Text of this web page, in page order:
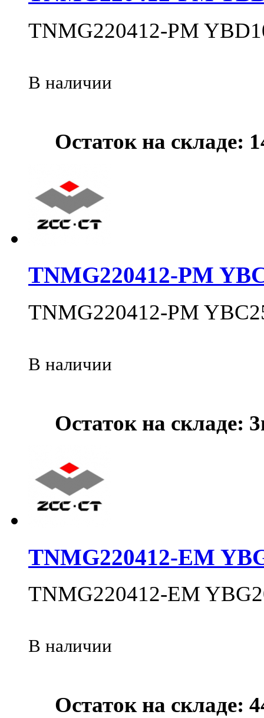
TNMG220412-PM
В наличии
Остаток на складе:
TNMG220412-PM
TNMG220412-PM
В наличии
Остаток на складе:
TNMG220412-EM
TNMG220412-EM
В наличии
Остаток на складе: